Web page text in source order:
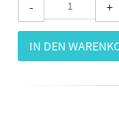
- +
IN DEN